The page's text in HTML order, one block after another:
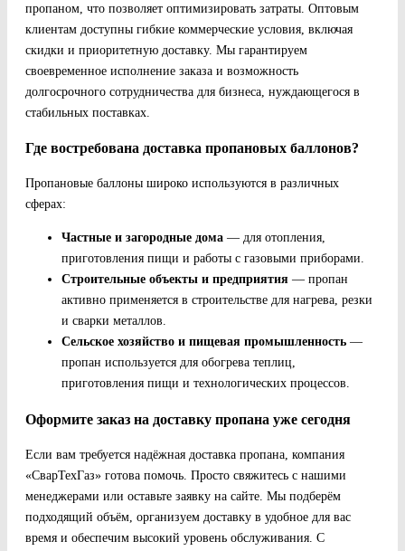
пропаном, что позволяет оптимизировать затраты. Оптовым
клиентам доступны гибкие коммерческие условия, включая
скидки и приоритетную доставку. Мы гарантируем
своевременное исполнение заказа и возможность
долгосрочного сотрудничества для бизнеса, нуждающегося в
стабильных поставках.
Где востребована доставка пропановых баллонов?
Пропановые баллоны широко используются в различных
сферах:
Частные и загородные дома — для отопления,
приготовления пищи и работы с газовыми приборами.
Строительные объекты и предприятия — пропан
активно применяется в строительстве для нагрева, резки
и сварки металлов.
Сельское хозяйство и пищевая промышленность —
пропан используется для обогрева теплиц,
приготовления пищи и технологических процессов.
Оформите заказ на доставку пропана уже сегодня
Если вам требуется надёжная доставка пропана, компания
«СварТехГаз» готова помочь. Просто свяжитесь с нашими
менеджерами или оставьте заявку на сайте. Мы подберём
подходящий объём, организуем доставку в удобное для вас
время и обеспечим высокий уровень обслуживания. С